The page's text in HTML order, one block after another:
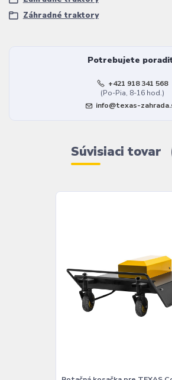
Záhradné traktory
Potrebujete
+421 918 341 568
(Po-Pia, 8-16 hod.)
info@texas-
Súvisiaci tovar